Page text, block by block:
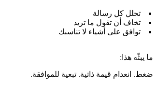
تحلل كل رسالة
تخاف أن تقول ما تريد
توافق على أشياء لا تناسبك
ما يبثّه هذا:
ضغط. انعدام قيمة ذاتية. تبعية للموافقة.